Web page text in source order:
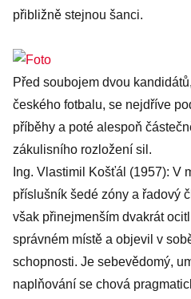
přibližně stejnou šanci.
Před soubojem dvou
českého fotbalu, se nejdříve
příběhy a poté alespoň
zákulisního rozložení sil.
Ing. Vlastimil Košťál (1957): V
příslušník šedé zóny a řadový
však přinejmenším dvakrát
správném místě a objevil v
schopnosti. Je sebevědomý,
naplňování se chová